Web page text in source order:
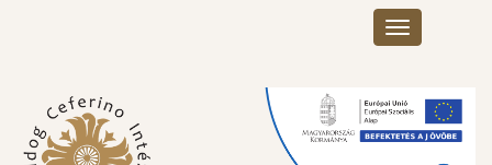
Toggle
navigation